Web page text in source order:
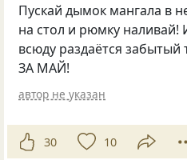
Пускай дымок мангала в
на стол и рюмку наливай!
всюду раздаётся
ЗА МАЙ!
автор не указан
30 10